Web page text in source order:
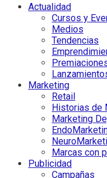
Actualidad
Cursos y
Medios
Tendencias
Marketing
Retail
Historias de
Marketing
Marcas con
Publicidad
Campañas